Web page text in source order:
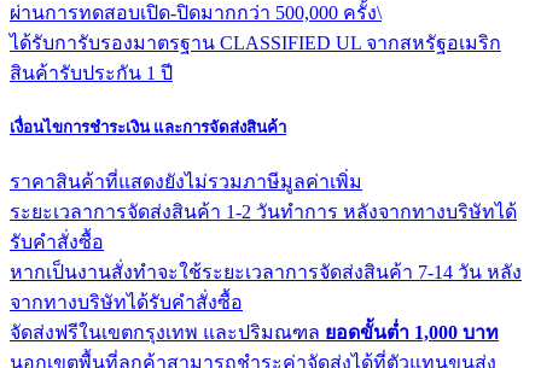
ผ่านการทดสอบเปิด-ปิดมากกว่า 500,000 ครั้ง\
ได้รับการับรองมาตรฐาน CLASSIFIED UL จากสหรัฐอเมริก
สินค้ารับประกัน 1 ปี
เงื่อนไขการชำระเงิน และการจัดส่งสินค้า
ราคาสินค้าที่แสดงยังไม่รวมภาษีมูลค่าเพิ่ม
ระยะเวลาการจัดส่งสินค้า 1-2 วันทำการ หลังจากทางบริษัทได้
รับคำสั่งซื้อ
หากเป็นงานสั่งทำจะใช้ระยะเวลาการจัดส่งสินค้า 7-14 วัน หลัง
จากทางบริษัทได้รับคำสั่งซื้อ
จัดส่งฟรีในเขตกรุงเทพ และปริมณฑล ยอดขั้นต่ำ 1,000 บาท
นอกเขตพื้นที่ลูกค้าสามารถชำระค่าจัดส่งได้ที่ตัวแทนขนส่ง